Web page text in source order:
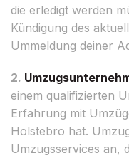
die erledigt werden
Kündigung des
Ummeldung deiner
2.
einem qualifizierten
Erfahrung mit
Holstebro hat.
Umzugsservices an,